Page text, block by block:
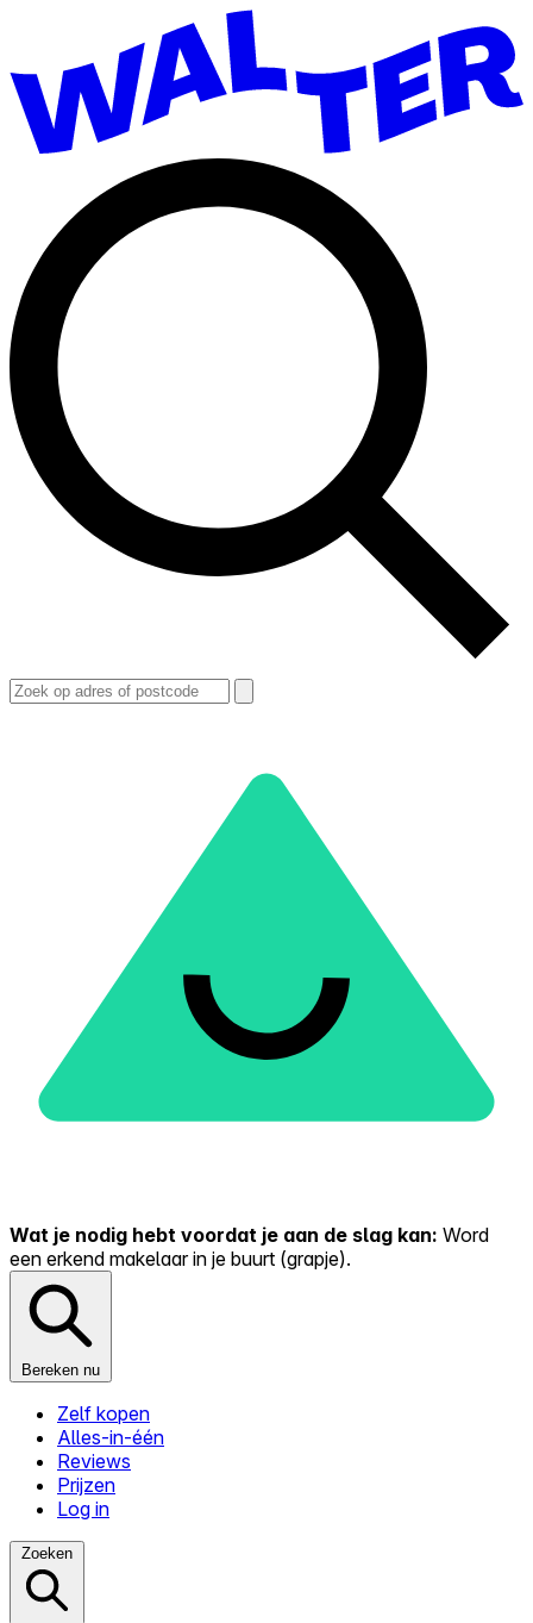
Wat je nodig hebt voordat je aan de slag kan: Word
een erkend makelaar in je buurt (grapje).
Bereken nu
Zelf kopen
Alles-in-één
Reviews
Prijzen
Log in
Zoeken